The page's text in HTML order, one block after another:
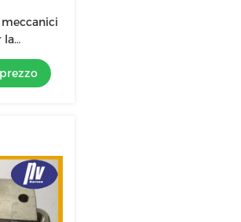
la